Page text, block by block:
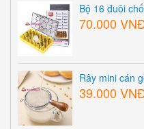
Bộ 16 đuôi
70.000
Rây mini cán
39.000